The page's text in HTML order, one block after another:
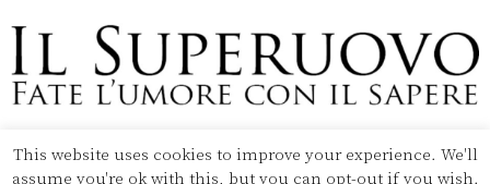
Copyright © 2020 Il Superuovo — Powered by Pipool